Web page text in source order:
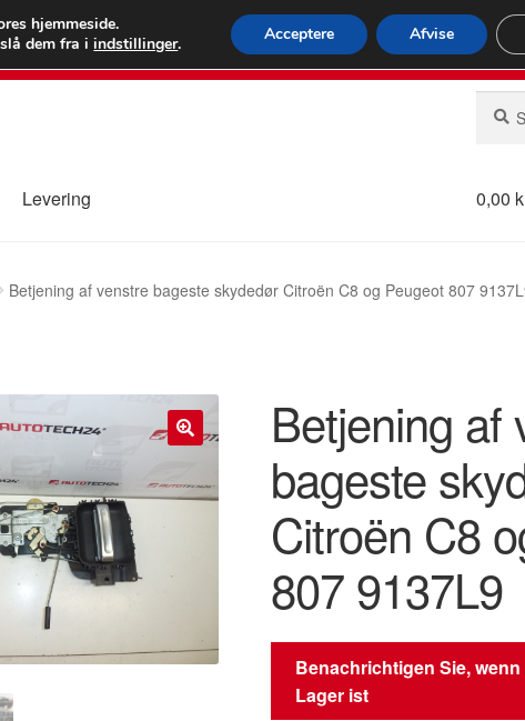
FEDEX
80 82 72 02Man-
efter:
Levering 0,00
Betjening af venstre bageste skydedør Citroën C8 og Peugeot 807
Betjening af
bageste
Citroën C8
807 9137L9
Benachrichtigen Sie,
Lager ist
hjemmeside.
slå dem fra iindstillinger. Acceptere Afvise